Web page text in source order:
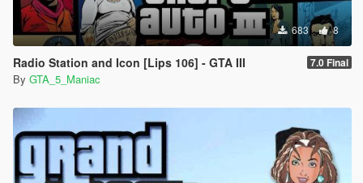
683 8
Radio Station and Icon [Lips 106] - GTA III 7.0 Final
By GTA_5_Maniac